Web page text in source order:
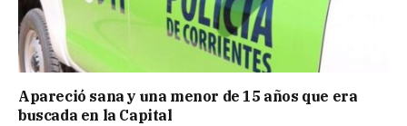
Apareció sana y una menor de 15 años que era
buscada en la Capital